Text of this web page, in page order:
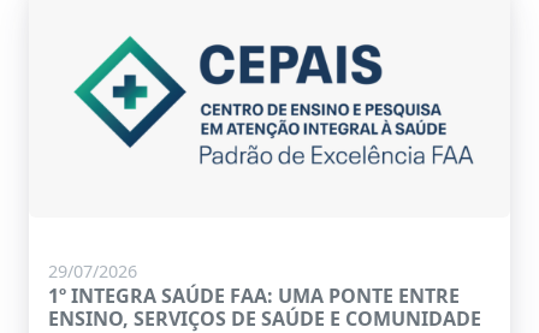
29/07/2026
1º INTEGRA SAÚDE FAA: UMA PONTE ENTRE
ENSINO, SERVIÇOS DE SAÚDE E COMUNIDADE